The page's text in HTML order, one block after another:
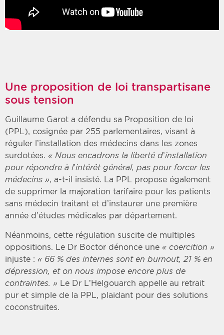
Une proposition de loi transpartisane
sous tension
Guillaume Garot a défendu sa Proposition de loi
(PPL), cosignée par 255 parlementaires, visant à
réguler l’installation des médecins dans les zones
surdotées. « Nous encadrons la liberté d’installation
pour répondre à l’intérêt général, pas pour forcer les
médecins », a-t-il insisté. La PPL propose également
de supprimer la majoration tarifaire pour les patients
sans médecin traitant et d’instaurer une première
année d’études médicales par département.
Néanmoins, cette régulation suscite de multiples
oppositions. Le Dr Boctor dénonce une « coercition »
injuste : « 66 % des internes sont en burnout, 21 % en
dépression, et on nous impose encore plus de
contraintes. » Le Dr L’Helgouarch appelle au retrait
pur et simple de la PPL, plaidant pour des solutions
coconstruites.